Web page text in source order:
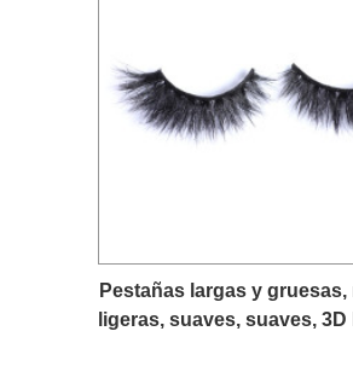
Pestañas largas y gruesas,
ligeras, suaves, suaves,